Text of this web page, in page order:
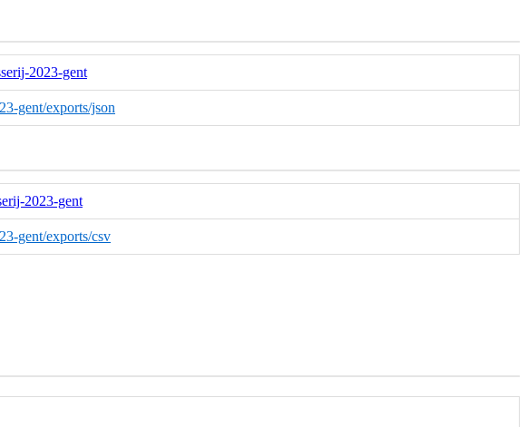
2023-gent
gent/exports/json
2023-gent
gent/exports/csv